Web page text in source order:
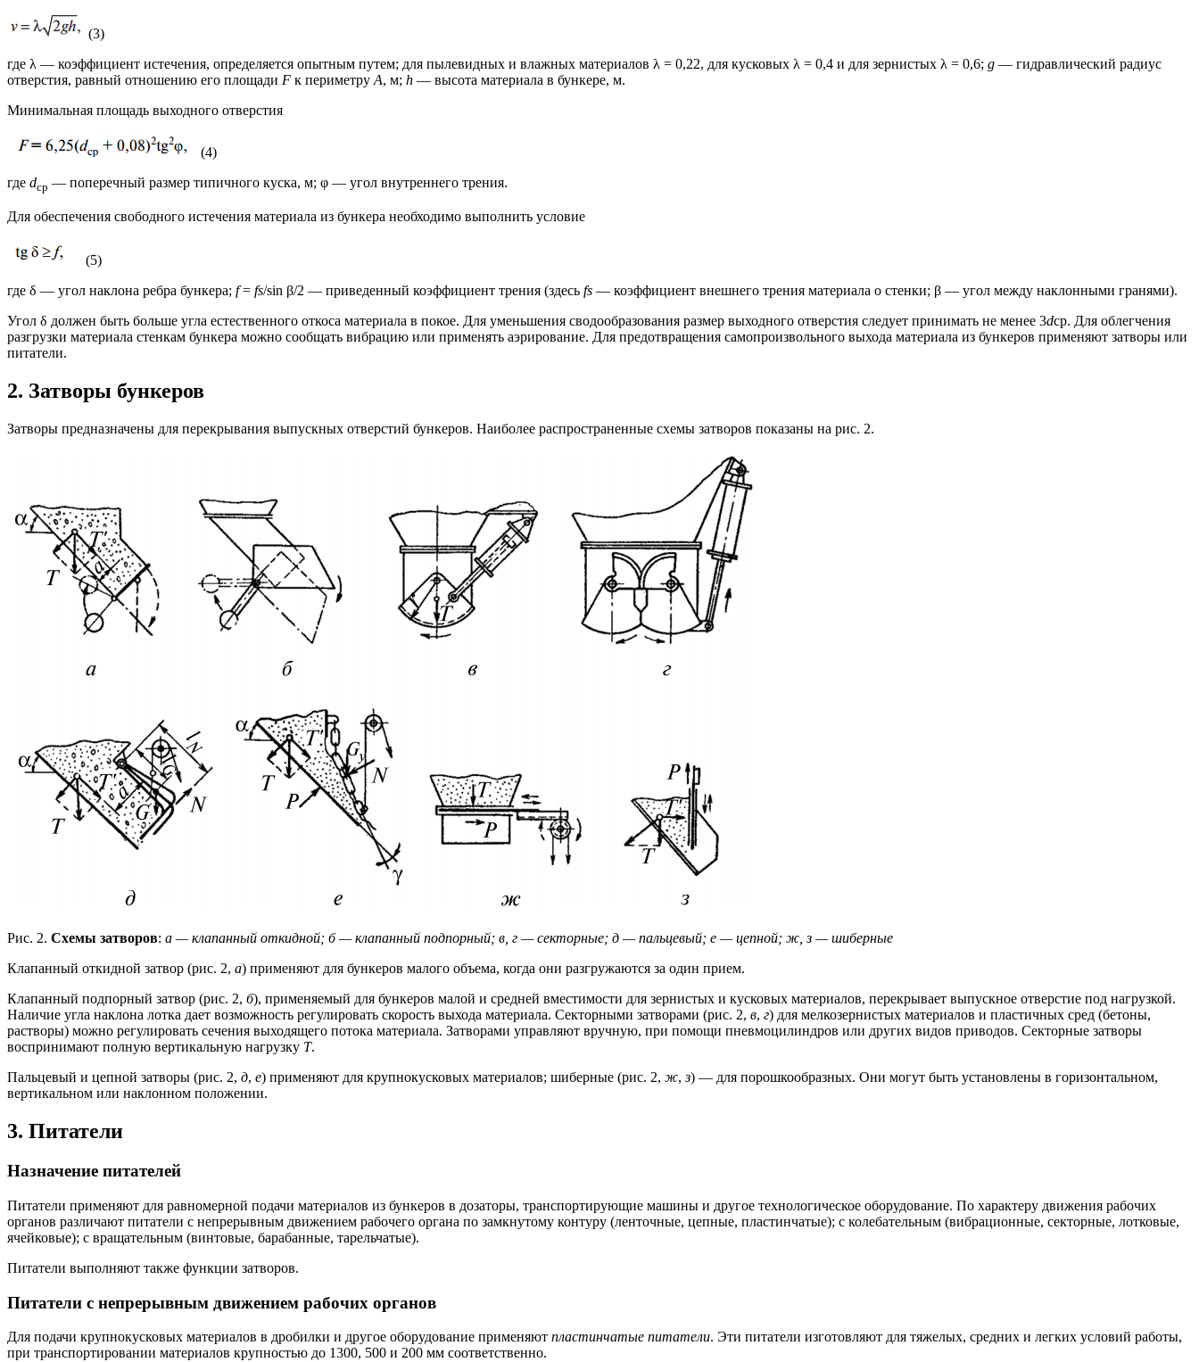
(3)
где λ — коэффициент истечения, определяется опытным путем; для пылевидных и влажных материалов λ = 0,22, для кусковых λ = 0,4 и для зернистых λ = 0,6; g — гидравлический радиус
отверстия, равный отношению его площади F к периметру А, м; h — высота материала в бункере, м.
Минимальная площадь выходного отверстия
(4)
где dср — поперечный размер типичного куска, м; φ — угол внутреннего трения.
Для обеспечения свободного истечения материала из бункера необходимо выполнить условие
(5)
где δ — угол наклона ребра бункера; f= fs/sin β/2 — приведенный коэффициент трения (здесь fs — коэффициент внешнего трения материала о стенки; β — угол между наклонными гранями).
Угол δ должен быть больше угла естественного откоса материала в покое. Для уменьшения сводообразования размер выходного отверстия следует принимать не менее 3dср. Для облегчения
разгрузки материала стенкам бункера можно сообщать вибрацию или применять аэрирование. Для предотвращения самопроизвольного выхода материала из бункеров применяют затворы или
питатели.
2. Затворы бункеров
Затворы предназначены для перекрывания выпускных отверстий бункеров. Наиболее распространенные схемы затворов показаны на рис. 2.
Рис. 2. Схемы затворов: а — клапанный откидной; б — клапанный подпорный; в, г — секторные; д — пальцевый; е — цепной; ж, з — шиберные
Клапанный откидной затвор (рис. 2, а) применяют для бункеров малого объема, когда они разгружаются за один прием.
Клапанный подпорный затвор (рис. 2, б), применяемый для бункеров малой и средней вместимости для зернистых и кусковых материалов, перекрывает выпускное отверстие под нагрузкой.
Наличие угла наклона лотка дает возможность регулировать скорость выхода материала. Секторными затворами (рис. 2, в, г) для мелкозернистых материалов и пластичных сред (бетоны,
растворы) можно регулировать сечения выходящего потока материала. Затворами управляют вручную, при помощи пневмоцилиндров или других видов приводов. Секторные затворы
воспринимают полную вертикальную нагрузку Т.
Пальцевый и цепной затворы (рис. 2, д, е) применяют для крупнокусковых материалов; шиберные (рис. 2, ж,з) — для порошкообразных. Они могут быть установлены в горизонтальном,
вертикальном или наклонном положении.
3. Питатели
Назначение питателей
Питатели применяют для равномерной подачи материалов из бункеров в дозаторы, транспортирующие машины и другое технологическое оборудование. По характеру движения рабочих
органов различают питатели с непрерывным движением рабочего органа по замкнутому контуру (ленточные, цепные, пластинчатые); с колебательным (вибрационные, секторные, лотковые,
ячейковые); с вращательным (винтовые, барабанные, тарельчатые).
Питатели выполняют также функции затворов.
Питатели с непрерывным движением рабочих органов
Для подачи крупнокусковых материалов в дробилки и другое оборудование применяют пластинчатые питатели. Эти питатели изготовляют для тяжелых, средних и легких условий работы,
при транспортировании материалов крупностью до 1300, 500 и 200 мм соответственно.